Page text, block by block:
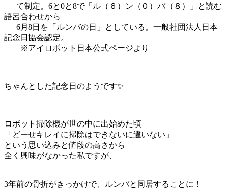
て制定。6と0と8で「ル（６）ン（０）バ（８）」と読む
語呂合わせから
6月8日を「ルンバの日」としている。一般社団法人日本
記念日協会認定。
※アイロボット日本公式ページより
ちゃんとした記念日のようです✨
ロボット掃除機が世の中に出始めた頃
「どーせキレイに掃除はできないに違いない」
という思い込みと値段の高さから
全く興味がなかった私ですが、
3年前の骨折がきっかけで、ルンバと同居することに！